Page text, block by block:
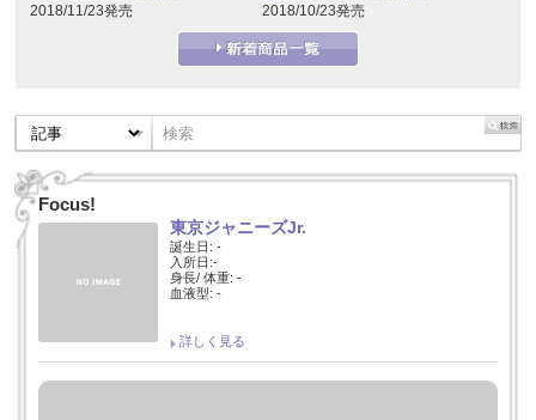
2018/11/23発売 2018/10/23発売
Focus!
東京ジャニーズJr.
誕生日: -
入所日:-
身長/ 体重: -
血液型: -
詳しく見る